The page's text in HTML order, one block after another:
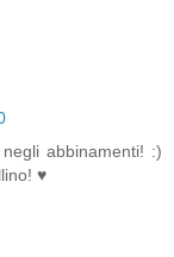
abbinamenti! :)
♥